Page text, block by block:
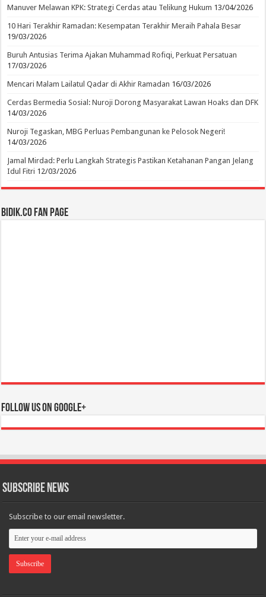
Manuver Melawan KPK: Strategi Cerdas atau Telikung Hukum 13/04/2026
10 Hari Terakhir Ramadan: Kesempatan Terakhir Meraih Pahala Besar
19/03/2026
Buruh Antusias Terima Ajakan Muhammad Rofiqi, Perkuat Persatuan
17/03/2026
Mencari Malam Lailatul Qadar di Akhir Ramadan 16/03/2026
Cerdas Bermedia Sosial: Nuroji Dorong Masyarakat Lawan Hoaks dan DFK
14/03/2026
Nuroji Tegaskan, MBG Perluas Pembangunan ke Pelosok Negeri!
14/03/2026
Jamal Mirdad: Perlu Langkah Strategis Pastikan Ketahanan Pangan Jelang
Idul Fitri 12/03/2026
BIDIK.CO Fan Page
Follow us on Google+
Subscribe News
Subscribe to our email newsletter.